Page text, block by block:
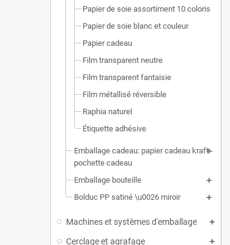
Papier de soie assortiment 10 coloris
Papier de soie blanc et couleur
Papier cadeau
Film transparent neutre
Film transparent fantaisie
Film métallisé réversible
Raphia naturel
Étiquette adhésive
Emballage cadeau: papier cadeau kraft -
pochette cadeau
Emballage bouteille
Bolduc PP satiné \u0026 miroir
Machines et systèmes d'emballage
Cerclage et agrafage